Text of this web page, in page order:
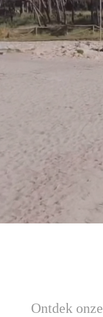
Ontdek onze